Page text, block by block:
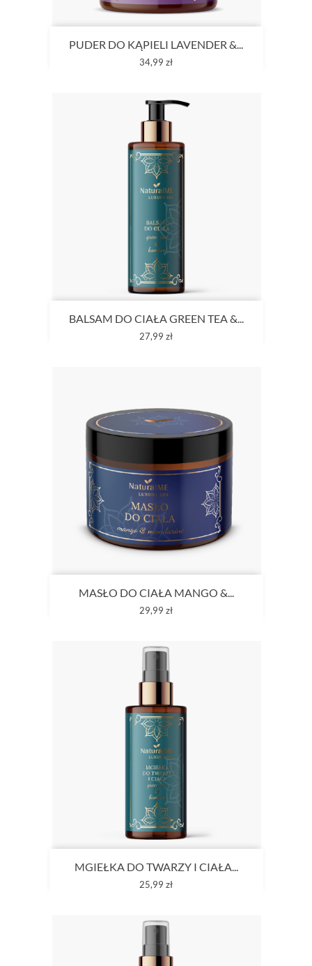
PUDER DO KĄPIELI LAVENDER &...
Cena
34,99 zł
BALSAM DO CIAŁA GREEN TEA &...
Cena
27,99 zł
MASŁO DO CIAŁA MANGO &...
Cena
29,99 zł
MGIEŁKA DO TWARZY I CIAŁA...
Cena
25,99 zł